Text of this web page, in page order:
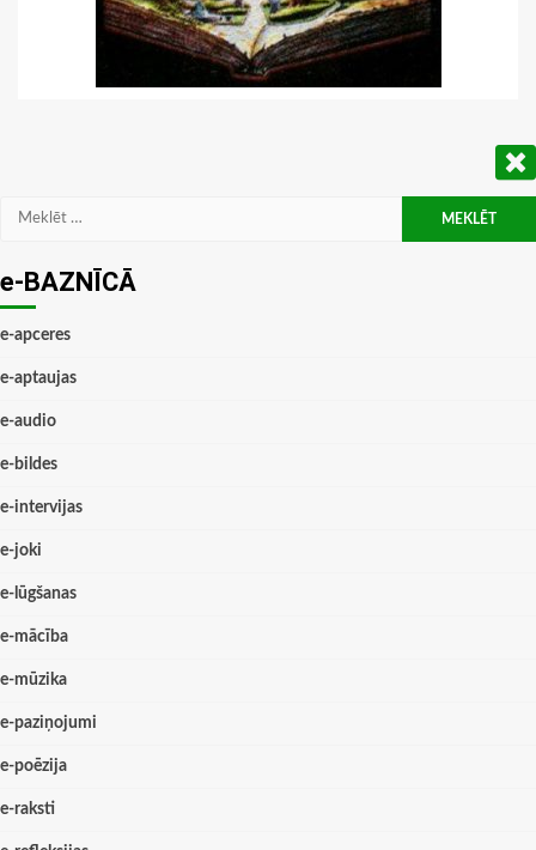
Meklēt:
e-BAZNĪCĀ
e-apceres
e-aptaujas
e-audio
e-bildes
e-intervijas
e-joki
e-lūgšanas
e-mācība
e-mūzika
e-paziņojumi
e-poēzija
e-raksti